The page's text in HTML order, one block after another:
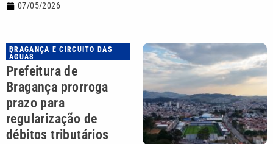
07/05/2026
BRAGANÇA E CIRCUITO DAS
ÁGUAS
Prefeitura de
Bragança prorroga
prazo para
regularização de
débitos tributários